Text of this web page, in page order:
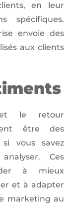
en leur
spécifiques.
envoie des
aux clients
et le retour
être des
vous savez
Ces
à mieux
et à adapter
marketing au